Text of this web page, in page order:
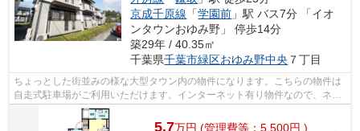
京成千原線 「学園前 」駅 バス7分 「イオ
ンタウンおゆみ野」 停歩14分
築29年 / 40.35㎡
千葉県千葉市緑区おゆみ野中央 ７丁目
ちょっとした街並みの様な大型タウン内の物件になります。こちらの物件は
自走式駐車場がご利用いただけます。インターネット有り物件なので、ネッ
トをよく使う方におすすめです。株式...
5.7万円 (管理費等：5,500円 )